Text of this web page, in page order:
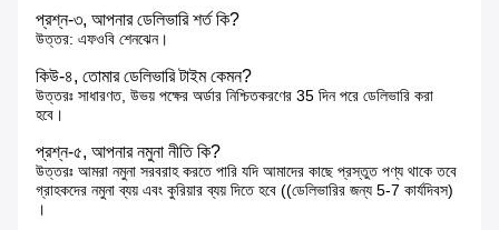
প্রশ্ন-৩, আপনার ডেলিভারি শর্ত কি?
উত্তর: এফওবি শেনঝেন।
কিউ-৪, তোমার ডেলিভারি টাইম কেমন?
উত্তরঃ সাধারণত, উভয় পক্ষের অর্ডার নিশ্চিতকরণের 35 দিন পরে ডেলিভারি করা
হবে।
প্রশ্ন-৫, আপনার নমুনা নীতি কি?
উত্তরঃ আমরা নমুনা সরবরাহ করতে পারি যদি আমাদের কাছে প্রস্তুত পণ্য থাকে তবে
গ্রাহকদের নমুনা ব্যয় এবং কুরিয়ার ব্যয় দিতে হবে ((ডেলিভারির জন্য 5-7 কার্যদিবস)
।